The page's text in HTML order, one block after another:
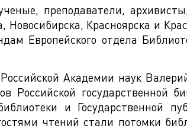
преподаватели,
Красноярска и
Европейского отдела
Академии наук
Российской государственной
и Государственной
чтений стали потомки